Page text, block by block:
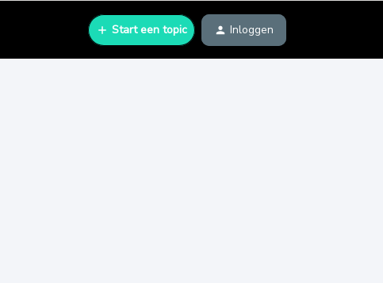
Start een topic Inloggen